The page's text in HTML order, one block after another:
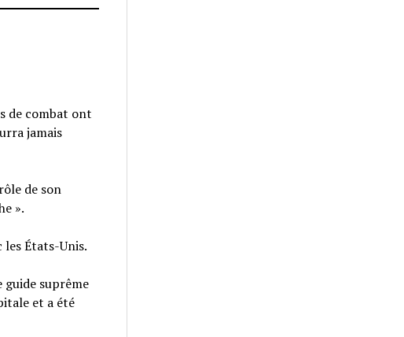
de combat ont
jamais
de son
».
États-Unis.
guide suprême
et a été